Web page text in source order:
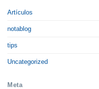
Artículos
notablog
tips
Uncategorized
Meta